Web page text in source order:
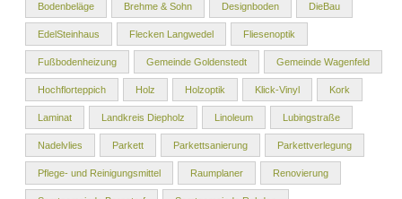
Bodenbeläge Brehme & Sohn Designboden DieBau
EdelSteinhaus Flecken Langwedel Fliesenoptik
Fußbodenheizung Gemeinde Goldenstedt Gemeinde Wagenfeld
Hochflorteppich Holz Holzoptik Klick-Vinyl Kork
Laminat Landkreis Diepholz Linoleum Lubingstraße
Nadelvlies Parkett Parkettsanierung Parkettverlegung
Pflege- und Reinigungsmittel Raumplaner Renovierung